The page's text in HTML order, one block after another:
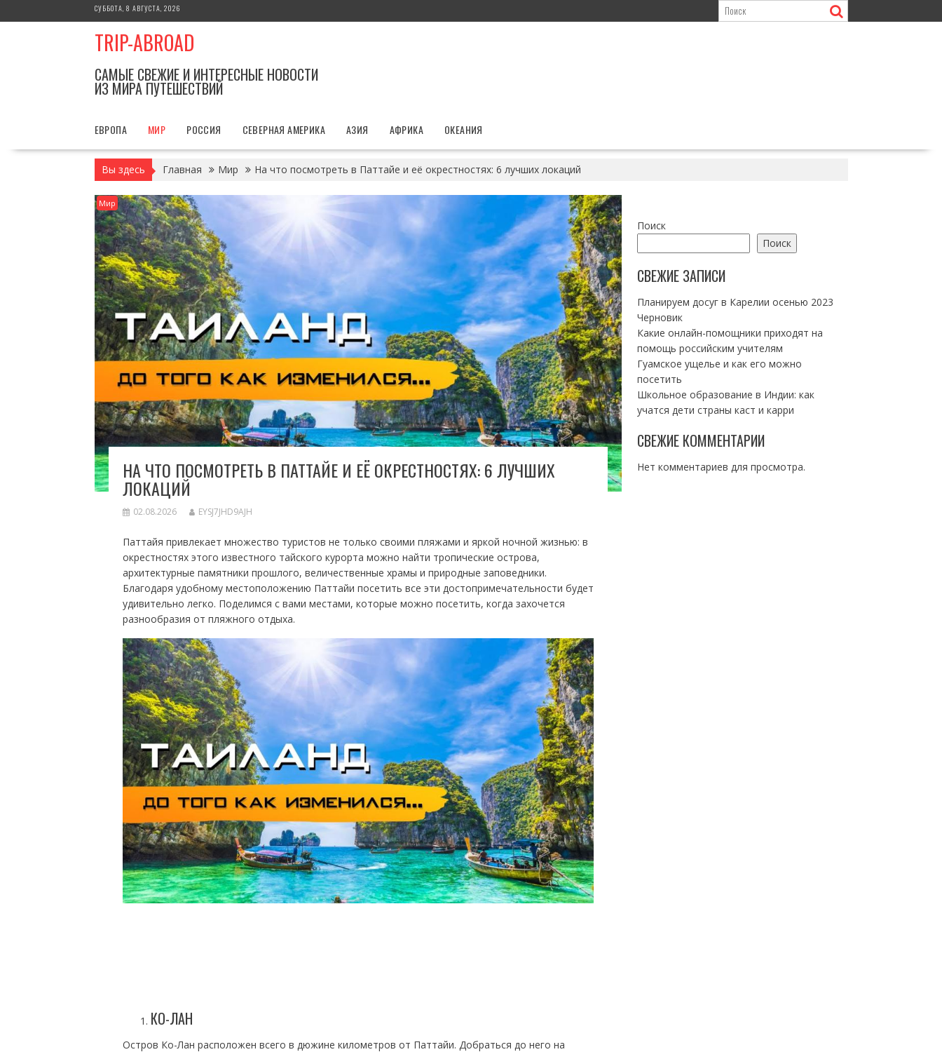
к
СУББОТА, 8 АВГУСТА, 2026
TRIP-ABROAD
САМЫЕ СВЕЖИЕ И ИНТЕРЕСНЫЕ НОВОСТИ
ИЗ МИРА ПУТЕШЕСТВИЙ
ЕВРОПА МИР РОССИЯ СЕВЕРНАЯ АМЕРИКА АЗИЯ АФРИКА ОКЕАНИЯ
Вы здесь Главная Мир На что посмотреть в Паттайе и её окрестностях: 6 лучших локаций
Мир
НА ЧТО ПОСМОТРЕТЬ В ПАТТАЙЕ И ЕЁ ОКРЕСТНОСТЯХ: 6 ЛУЧШИХ
ЛОКАЦИЙ
02.08.2026 EYSJ7JHD9AJH
Паттайя привлекает множество туристов не только своими пляжами и яркой ночной жизнью: в
окрестностях этого известного тайского курорта можно найти тропические острова,
архитектурные памятники прошлого, величественные храмы и природные заповедники.
Благодаря удобному местоположению Паттайи посетить все эти достопримечательности будет
удивительно легко. Поделимся с вами местами, которые можно посетить, когда захочется
разнообразия от пляжного отдыха.
КО-ЛАН
Остров Ко-Лан расположен всего в дюжине километров от Паттайи. Добраться до него на
Поиск
Поиск
СВЕЖИЕ ЗАПИСИ
Планируем досуг в Карелии осенью 2023
Черновик
Какие онлайн-помощники приходят на
помощь российским учителям
Гуамское ущелье и как его можно
посетить
Школьное образование в Индии: как
учатся дети страны каст и карри
СВЕЖИЕ КОММЕНТАРИИ
Нет комментариев для просмотра.